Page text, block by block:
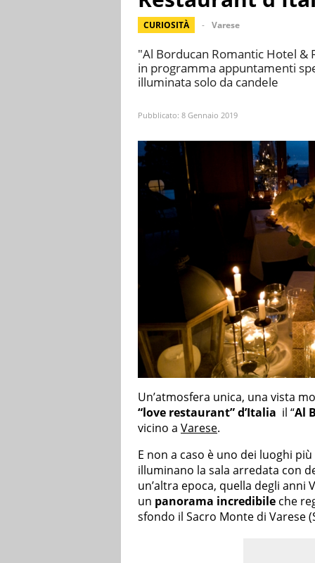
CURIOSITÀ Varese
"Al Borducan Romantic Hotel
in programma appuntamenti
illuminata solo da candele
Pubblicato: 8 Gennaio 2019
Un’atmosfera unica, una vista
“love restaurant” d’Italia il “Al
vicino a Varese.
E non a caso è uno dei luoghi
illuminano la sala arredata con
un’altra epoca, quella degli
un panorama incredibile che
sfondo il Sacro Monte di Varese